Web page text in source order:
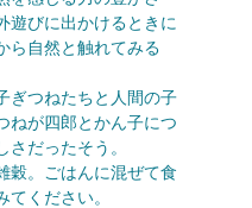
遊びに出かけるときに
ら自然と触れてみる
つねたちと人間の子
ねが四郎とかん子につ
だったそう。
。ごはんに混ぜて食
ください。